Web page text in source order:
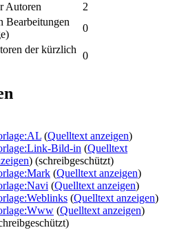
Autoren
2
Bearbeitungen
0
der kürzlich
0
(Quelltext anzeigen)
Bild-in (Quelltext
) (schreibgeschützt)
(Quelltext anzeigen)
(Quelltext anzeigen)
(Quelltext anzeigen)
(Quelltext anzeigen)